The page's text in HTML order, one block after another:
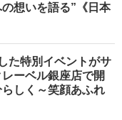
想いを語る”《日本
た特別イベントがサ
ーベル銀座店で開
しく～笑顔あふれ